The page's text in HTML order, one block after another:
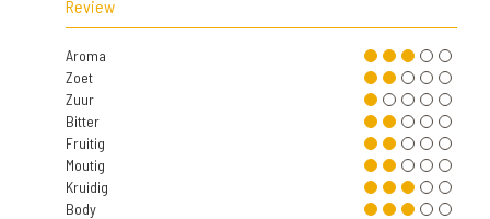
Review
Aroma
Zoet
Zuur
Bitter
Fruitig
Moutig
Kruidig
Body